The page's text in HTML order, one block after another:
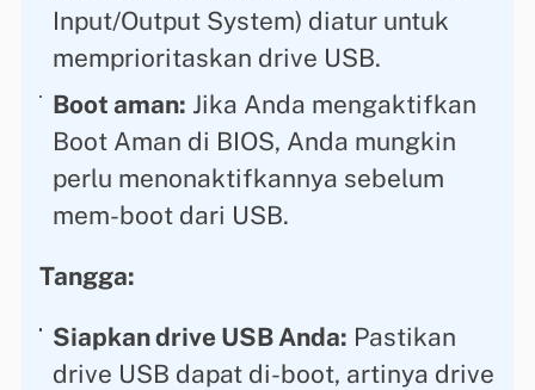
Input/Output System) diatur untuk
memprioritaskan drive USB.
Boot aman: Jika Anda mengaktifkan
Boot Aman di BIOS, Anda mungkin
perlu menonaktifkannya sebelum
mem-boot dari USB.
Tangga:
Siapkan drive USB Anda: Pastikan
drive USB dapat di-boot, artinya drive